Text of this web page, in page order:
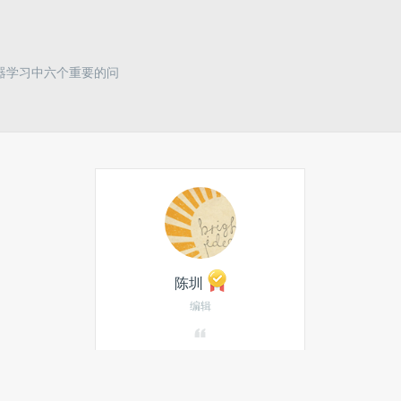
学习中六个重要的问
陈圳
编辑